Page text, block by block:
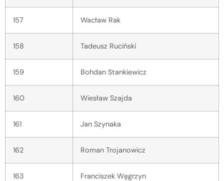
157 Wacław Rak
158 Tadeusz Ruciński
159 Bohdan Stankiewicz
160 Wiesław Szajda
161 Jan Szynaka
162 Roman Trojanowicz
163 Franciszek Węgrzyn